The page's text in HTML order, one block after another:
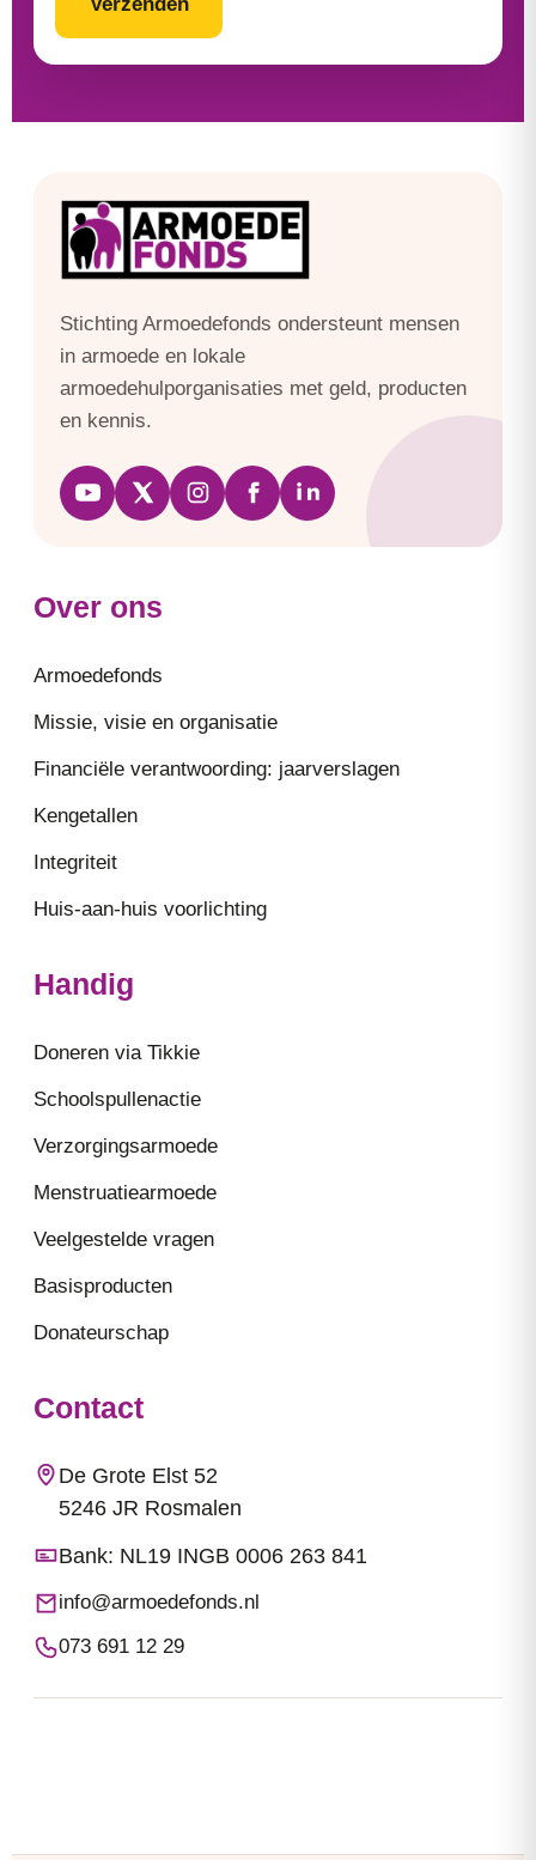
Stichting Armoedefonds ondersteunt mensen
in armoede en lokale
armoedehulporganisaties met geld, producten
en kennis.
Over ons
Armoedefonds
Missie, visie en organisatie
Financiële verantwoording: jaarverslagen
Kengetallen
Integriteit
Huis-aan-huis voorlichting
Handig
Doneren via Tikkie
Schoolspullenactie
Verzorgingsarmoede
Menstruatiearmoede
Veelgestelde vragen
Basisproducten
Donateurschap
Contact
De Grote Elst 52
5246 JR Rosmalen
Bank: NL19 INGB 0006 263 841
info@armoedefonds.nl
073 691 12 29